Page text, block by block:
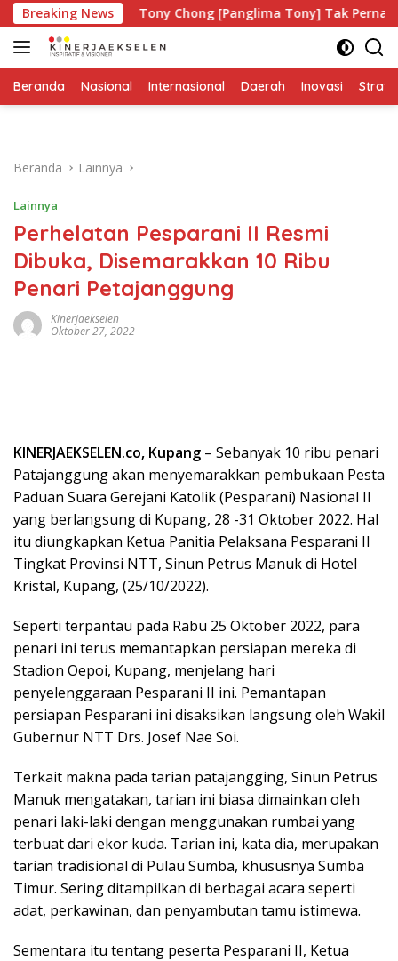
Langsung
ke
konten
Breaking NewsTony Chong [Panglima Tony] Tak Pernah Lelah
Beranda Nasional Internasional Daerah Inovasi
Beranda Lainnya
Lainnya
Perhelatan Pesparani II Resmi
Dibuka, Disemarakkan 10 Ribu
Penari Petajanggung
Kinerjaekselen
Oktober 27, 2022
KINERJAEKSELEN.co, Kupang – Sebanyak 10 ribu penari
Patajanggung akan menyemarakkan pembukaan Pesta
Paduan Suara Gerejani Katolik (Pesparani) Nasional II
yang berlangsung di Kupang, 28 -31 Oktober 2022. Hal
itu diungkapkan Ketua Panitia Pelaksana Pesparani II
Tingkat Provinsi NTT, Sinun Petrus Manuk di Hotel
Kristal, Kupang, (25/10/2022).
Seperti terpantau pada Rabu 25 Oktober 2022, para
penari ini terus memantapkan persiapan mereka di
Stadion Oepoi, Kupang, menjelang hari
penyelenggaraan Pesparani II ini. Pemantapan
persiapan Pesparani ini disaksikan langsung oleh Wakil
Gubernur NTT Drs. Josef Nae Soi.
Terkait makna pada tarian patajangging, Sinun Petrus
Manuk mengatakan, tarian ini biasa dimainkan oleh
penari laki-laki dengan menggunakan rumbai yang
terbuat dari ekor kuda. Tarian ini, kata dia, merupakan
tarian tradisional di Pulau Sumba, khususnya Sumba
Timur. Sering ditampilkan di berbagai acara seperti
adat, perkawinan, dan penyambutan tamu istimewa.
Sementara itu tentang peserta Pesparani II, Ketua